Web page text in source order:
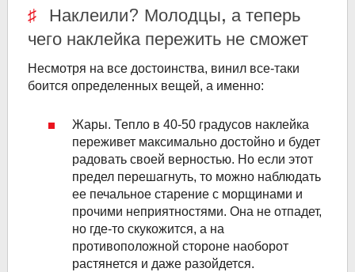
Наклеили? Молодцы, а теперь
чего наклейка пережить не сможет
Несмотря на все достоинства, винил все-таки
боится определенных вещей, а именно:
Жары. Тепло в 40-50 градусов наклейка
переживет максимально достойно и будет
радовать своей верностью. Но если этот
предел перешагнуть, то можно наблюдать
ее печальное старение с морщинами и
прочими неприятностями. Она не отпадет,
но где-то скукожится, а на
противоположной стороне наоборот
растянется и даже разойдется.